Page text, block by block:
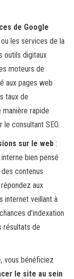
de Google
les services de la
outils digitaux
moteurs de
aux pages web
taux de
rapide
consultant SEO.
sur le web :
bien pensé
contenus
aux
internet veillant à
d’indexation
résultats de
, vous bénéficiez
le site au sein